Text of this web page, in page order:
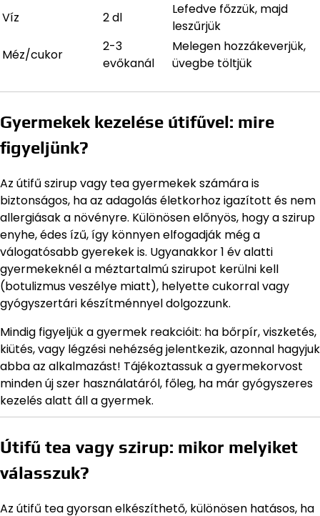
Víz
2 dl
Lefedve főzzük, majd
leszűrjük
Méz/cukor
2-3
evőkanál
Melegen hozzákeverjük,
üvegbe töltjük
Gyermekek kezelése útifűvel: mire
figyeljünk?
Az útifű szirup vagy tea gyermekek számára is
biztonságos, ha az adagolás életkorhoz igazított és nem
allergiásak a növényre. Különösen előnyös, hogy a szirup
enyhe, édes ízű, így könnyen elfogadják még a
válogatósabb gyerekek is. Ugyanakkor 1 év alatti
gyermekeknél a méztartalmú szirupot kerülni kell
(botulizmus veszélye miatt), helyette cukorral vagy
gyógyszertári készítménnyel dolgozzunk.
Mindig figyeljük a gyermek reakcióit: ha bőrpír, viszketés,
kiütés, vagy légzési nehézség jelentkezik, azonnal hagyjuk
abba az alkalmazást! Tájékoztassuk a gyermekorvost
minden új szer használatáról, főleg, ha már gyógyszeres
kezelés alatt áll a gyermek.
Útifű tea vagy szirup: mikor melyiket
válasszuk?
Az útifű tea gyorsan elkészíthető, különösen hatásos, ha